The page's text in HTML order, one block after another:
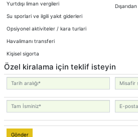
Yurtdışı liman vergileri
Su sporlari ve ilgili yakıt giderleri
Opsiyonel aktiviteler / kara turlari
Havalimanı transferi
Kişisel sigorta
Özel kiralama için teklif isteyin
Gönder